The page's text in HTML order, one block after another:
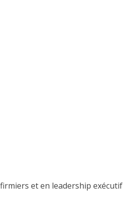
et en leadership exécutif